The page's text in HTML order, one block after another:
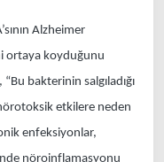
Alzheimer
ortaya koyduğunu
bakterinin salgıladığı
etkilere neden
enfeksiyonlar,
nöroinflamasyonu